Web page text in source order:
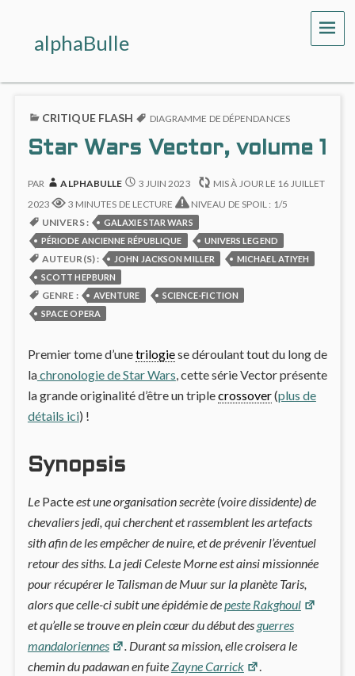
alphaBulle
CRITIQUE FLASH DIAGRAMME DE DÉPENDANCES
Star Wars Vector, volume 1
PAR ALPHABULLE 3 JUIN 2023 MIS À JOUR LE 16 JUILLET
2023
3 MINUTES DE LECTURE
NIVEAU DE SPOIL : 1/5
UNIVERS :
GALAXIE STAR WARS
PÉRIODE ANCIENNE RÉPUBLIQUE
UNIVERS LEGEND
AUTEUR(S) : JOHN JACKSON MILLER
MICHAEL ATIYEH
SCOTT HEPBURN
GENRE : AVENTURE
SCIENCE-FICTION
SPACE OPERA
Premier tome d’unetrilogiese déroulant tout du long de
lachronologie de Star Wars, cette série Vector présente
la grande originalité d’être un triplecrossover(plus de
détails ici) !
Synopsis
Le Pacteest une organisation secrète (voire dissidente) de
chevaliers jedi, qui cherchent et rassemblent les artefacts
sith afin de les empêcher de nuire, et de prévenir l’éventuel
retour des siths. La jedi Celeste Morne est ainsi missionnée
pour récupérer le Talisman de Muur sur la planète Taris,
alors que celle-ci subit une épidémie depeste Rakghoul
et qu’elle se trouve en plein cœur du début des guerres
mandaloriennes
. Durant sa mission, elle croisera le
chemin du padawan en fuiteZayne Carrick .